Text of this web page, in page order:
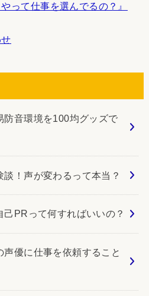
やって仕事を選んでるの？』
防音環境を100均グッズで
！声が変わるって本当？
PRって何すればいいの？
優に仕事を依頼すること